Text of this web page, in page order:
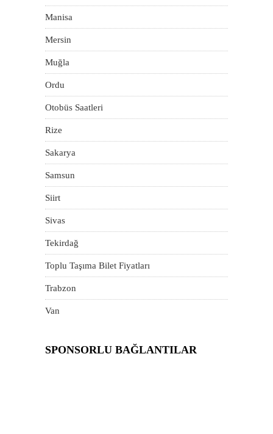
Manisa
Mersin
Muğla
Ordu
Otobüs Saatleri
Rize
Sakarya
Samsun
Siirt
Sivas
Tekirdağ
Toplu Taşıma Bilet Fiyatları
Trabzon
Van
SPONSORLU BAĞLANTILAR